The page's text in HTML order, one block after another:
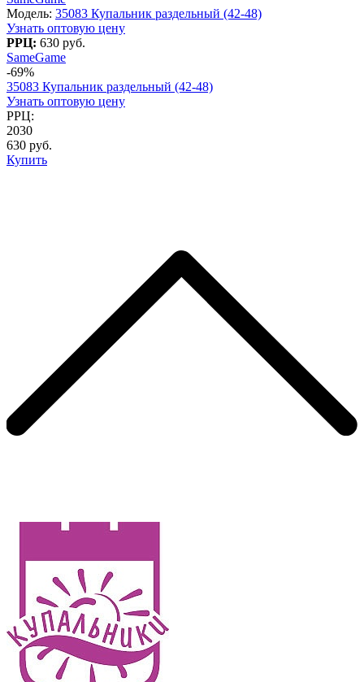
Модель: 35083 Купальник раздельный (42-48)
Узнать оптовую цену
РРЦ: 630 руб.
SameGame
-69%
35083 Купальник раздельный (42-48)
Узнать оптовую цену
РРЦ:
2030
630 руб.
Купить